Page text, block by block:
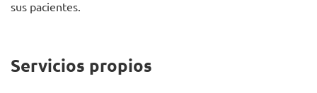
sus pacientes.
Servicios propios